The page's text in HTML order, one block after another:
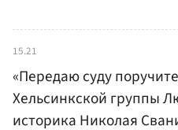
15.21
«Передаю суду
Хельсинкской группы
историка Николая